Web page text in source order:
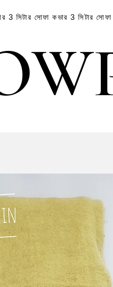
3 সিটার সোফা কভার 3 সিটার